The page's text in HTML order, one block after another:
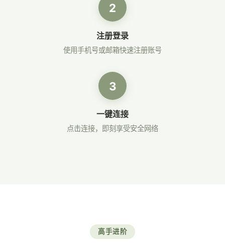
2
注册登录
使用手机号或邮箱快速注册账号
3
一键连接
点击连接，即刻享受安全网络
高手进阶